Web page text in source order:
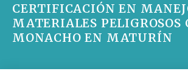
CERTIFICACIÓN EN
MATERIALES
MONACHO EN MATURÍN